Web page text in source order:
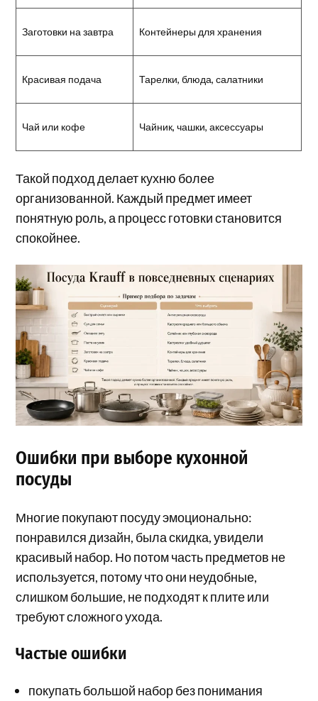
Заготовки на завтра Контейнеры для хранения
Красивая подача Тарелки, блюда, салатники
Чай или кофе Чайник, чашки, аксессуары
Такой подход делает кухню более
организованной. Каждый предмет имеет
понятную роль, а процесс готовки становится
спокойнее.
Ошибки при выборе кухонной
посуды
Многие покупают посуду эмоционально:
понравился дизайн, была скидка, увидели
красивый набор. Но потом часть предметов не
используется, потому что они неудобные,
слишком большие, не подходят к плите или
требуют сложного ухода.
Частые ошибки
покупать большой набор без понимания